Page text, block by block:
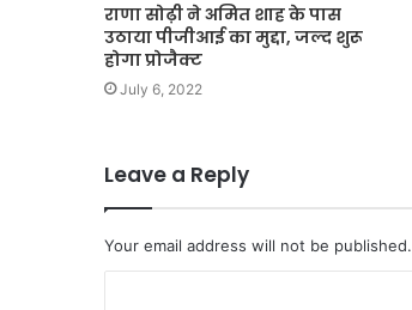
राणा सोढ़ी ने अमित शाह के पास
उठाया पीजीआई का मुद्दा, जल्द शुरू
होगा प्रोजैक्ट
July 6, 2022
Leave a Reply
Your email address will not be published.